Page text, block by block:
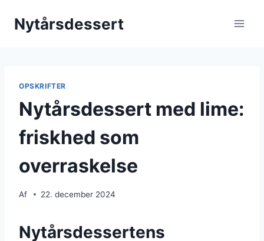
Nytårsdessert
OPSKRIFTER
Nytårsdessert med lime:
friskhed som
overraskelse
Af 22. december 2024
Nytårsdessertens